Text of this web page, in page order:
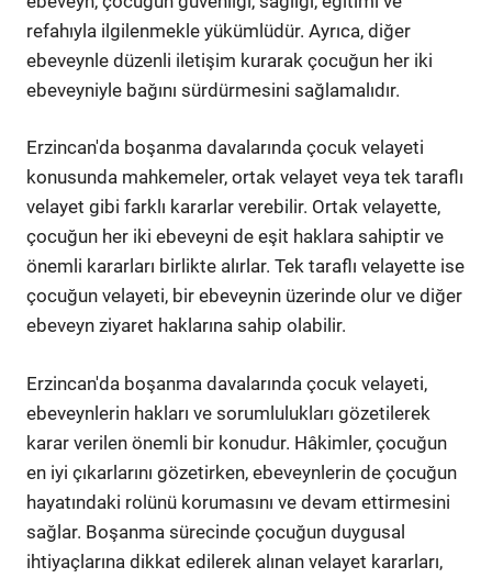
refahıyla ilgilenmekle yükümlüdür. Ayrıca, diğer
ebeveynle düzenli iletişim kurarak çocuğun her iki
ebeveyniyle bağını sürdürmesini sağlamalıdır.
Erzincan'da boşanma davalarında çocuk velayeti
konusunda mahkemeler, ortak velayet veya tek taraflı
velayet gibi farklı kararlar verebilir. Ortak velayette,
çocuğun her iki ebeveyni de eşit haklara sahiptir ve
önemli kararları birlikte alırlar. Tek taraflı velayette ise
çocuğun velayeti, bir ebeveynin üzerinde olur ve diğer
ebeveyn ziyaret haklarına sahip olabilir.
Erzincan'da boşanma davalarında çocuk velayeti,
ebeveynlerin hakları ve sorumlulukları gözetilerek
karar verilen önemli bir konudur. Hâkimler, çocuğun
en iyi çıkarlarını gözetirken, ebeveynlerin de çocuğun
hayatındaki rolünü korumasını ve devam ettirmesini
sağlar. Boşanma sürecinde çocuğun duygusal
ihtiyaçlarına dikkat edilerek alınan velayet kararları,